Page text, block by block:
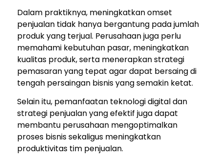
Dalam praktiknya, meningkatkan omset
penjualan tidak hanya bergantung pada jumlah
produk yang terjual. Perusahaan juga perlu
memahami kebutuhan pasar, meningkatkan
kualitas produk, serta menerapkan strategi
pemasaran yang tepat agar dapat bersaing di
tengah persaingan bisnis yang semakin ketat.
Selain itu, pemanfaatan teknologi digital dan
strategi penjualan yang efektif juga dapat
membantu perusahaan mengoptimalkan
proses bisnis sekaligus meningkatkan
produktivitas tim penjualan.